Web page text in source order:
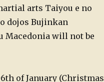
arts Taiyou e no
dojos Bujinkan
Macedonia will not be
of January (Christmas